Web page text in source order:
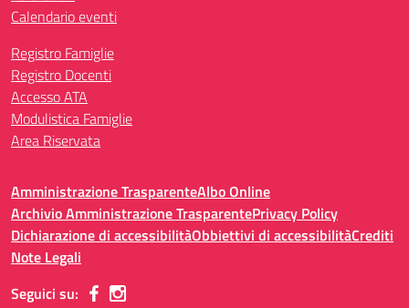
Calendario eventi
Registro Famiglie
Registro Docenti
Accesso ATA
Modulistica Famiglie
Area Riservata
Amministrazione TrasparenteAlbo Online
Archivio Amministrazione TrasparentePrivacy Policy
Dichiarazione di accessibilitàObbiettivi di accessibilitàCrediti
Note Legali
Seguici su: